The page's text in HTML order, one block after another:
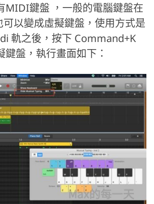
MIDI鍵盤 ，一般的電腦鍵盤在
以變成虛擬鍵盤，使用方式是
軌之後，按下 Command+K
鍵盤，執行畫面如下：